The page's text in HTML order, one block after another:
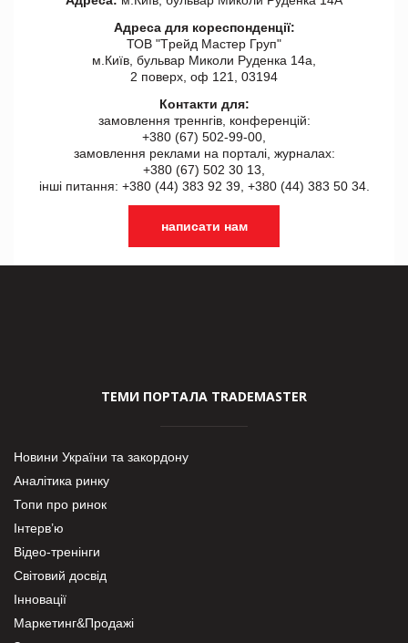
Адреса для кореспонденції:
ТОВ "Tрейд Мастер Груп"
м.Київ, бульвар Миколи Руденка 14а,
2 поверх, оф 121, 03194
Контакти для:
замовлення треннгів, конференцій:
+380 (67) 502-99-00,
замовлення реклами на порталі, журналах:
+380 (67) 502 30 13,
інші питання: +380 (44) 383 92 39, +380 (44) 383 50 34.
написати нам
ТЕМИ ПОРТАЛА TRADEMASTER
Новини України та закордону
Аналітика ринку
Топи про ринок
Інтерв’ю
Відео-тренінги
Світовий досвід
Інновації
Маркетинг&Продажі